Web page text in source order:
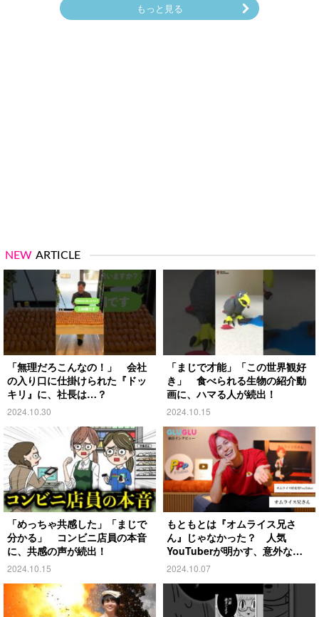
もっと見る
NEW ARTICLE
「無理だろこんなの！」 会社
の入り口に仕掛けられた『ドッ
キリ』に、社長は…？
2024.10.30
「まじで才能」「この世界観好
き」 食べられる生物の紹介動
画に、ハマる人が続出！
2024.10.15
「めっちゃ共感した」「まじで
分かる」 コンビニ店員の本音
に、共感の声が続出！
2024.10.15
もともとは『オムライス兄さ
ん』じゃなかった？ 人気
YouTuberが明かす、意外な過
去とは
2024.10.07